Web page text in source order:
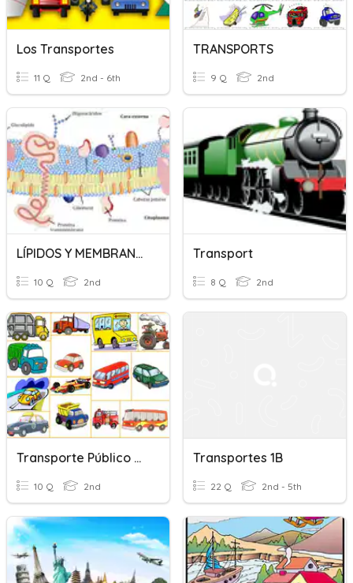
Los Transportes
11 Q 2nd - 6th
TRANSPORTS
9 Q 2nd
LÍPIDOS Y MEMBRANA 1
10 Q 2nd
Transport
8 Q 2nd
Transporte Público Y Privado.
10 Q 2nd
Transportes 1B
22 Q 2nd - 5th